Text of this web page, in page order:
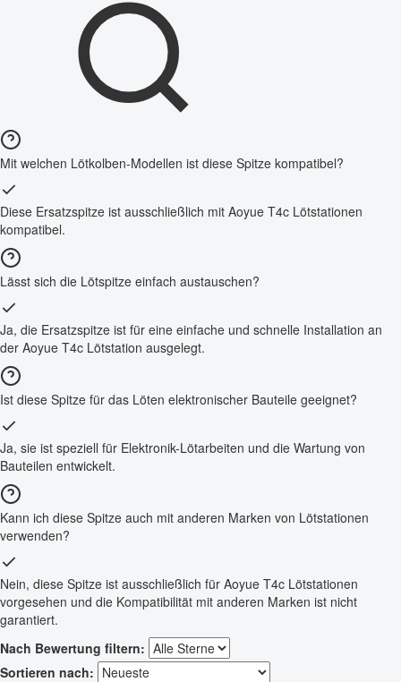
Mit welchen Lötkolben-Modellen ist diese Spitze kompatibel?
Diese Ersatzspitze ist ausschließlich mit Aoyue T4c Lötstationen
kompatibel.
Lässt sich die Lötspitze einfach austauschen?
Ja, die Ersatzspitze ist für eine einfache und schnelle Installation an
der Aoyue T4c Lötstation ausgelegt.
Ist diese Spitze für das Löten elektronischer Bauteile geeignet?
Ja, sie ist speziell für Elektronik-Lötarbeiten und die Wartung von
Bauteilen entwickelt.
Kann ich diese Spitze auch mit anderen Marken von Lötstationen
verwenden?
Nein, diese Spitze ist ausschließlich für Aoyue T4c Lötstationen
vorgesehen und die Kompatibilität mit anderen Marken ist nicht
garantiert.
Nach Bewertung filtern:
Sortieren nach: